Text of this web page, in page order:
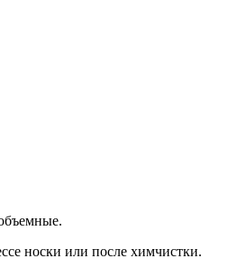
носки или после химчистки.